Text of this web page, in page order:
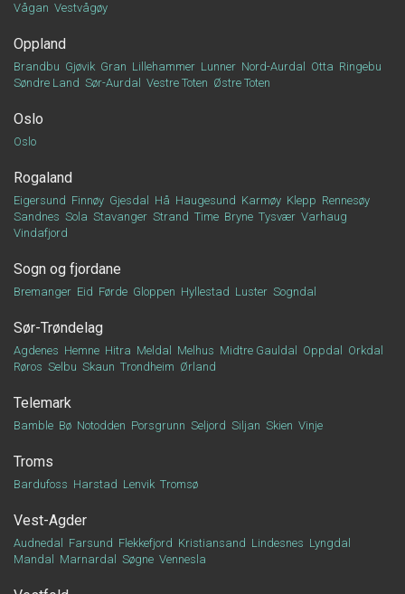
Vågan Vestvågøy
Oppland
Brandbu Gjøvik Gran Lillehammer Lunner Nord-Aurdal Otta Ringebu
Søndre Land Sør-Aurdal Vestre Toten Østre Toten
Oslo
Oslo
Rogaland
Eigersund Finnøy Gjesdal Hå Haugesund Karmøy Klepp Rennesøy
Sandnes Sola Stavanger Strand Time Bryne Tysvær Varhaug
Vindafjord
Sogn og fjordane
Bremanger Eid Førde Gloppen Hyllestad Luster Sogndal
Sør-Trøndelag
Agdenes Hemne Hitra Meldal Melhus Midtre Gauldal Oppdal
Orkdal
Røros Selbu Skaun Trondheim Ørland
Telemark
Bamble Bø Notodden Porsgrunn Seljord Siljan Skien Vinje
Troms
Bardufoss Harstad Lenvik Tromsø
Vest-Agder
Audnedal Farsund Flekkefjord Kristiansand Lindesnes Lyngdal
Mandal
Marnardal Søgne Vennesla